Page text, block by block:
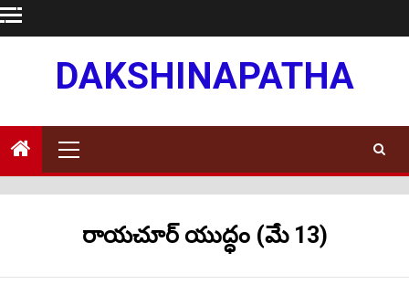
Skip
to
DAKSHINAPATHA
Menu
రాయచూర్ యుద్ధం (మే 13)